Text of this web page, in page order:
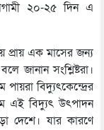
২০-২৫ দিন এ
প্রায় এক মাসের জন্য
জানান সংশ্লিষ্টরা।
বিদ্যুৎকেন্দ্রের
এই বিদ্যুৎ উৎপাদন
দেশে। যার কারণে